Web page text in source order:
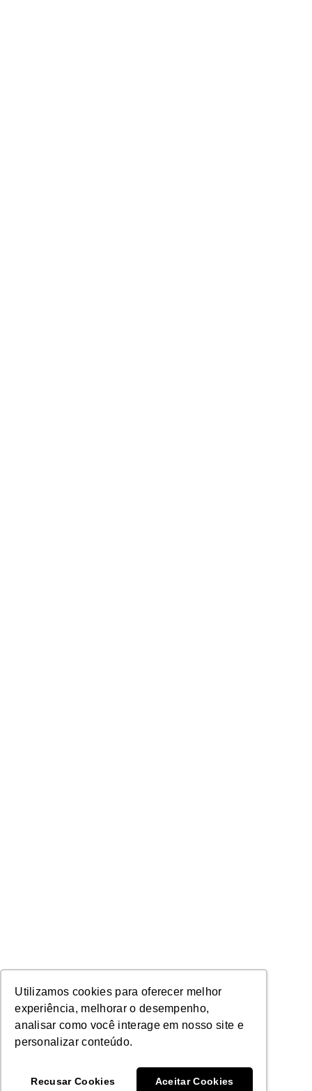
Utilizamos cookies para oferecer melhor
experiência, melhorar o desempenho,
analisar como você interage em nosso site e
personalizar conteúdo.
Recusar Cookies Aceitar Cookies